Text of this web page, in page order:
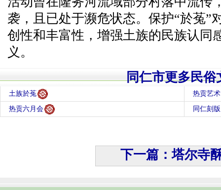
袭，且已处于濒危状态。保护“於菟”
创性和丰富性，增强土族的民族认同
义。
同仁市更多民俗
土族於菟 热贡艺术
热贡六月会 同仁刻
下一篇：塔尔寺